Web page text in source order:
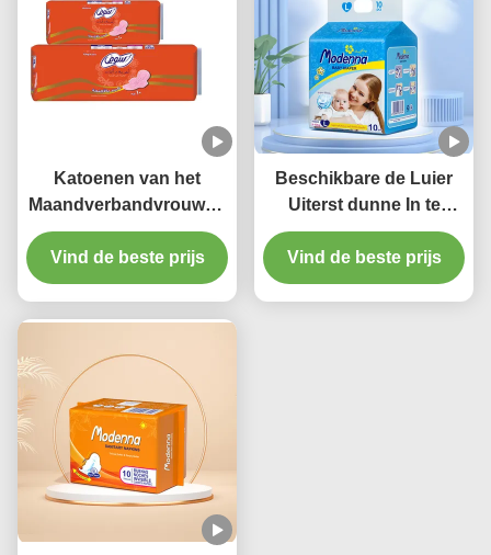
Katoenen van het
Maandverbandvrouwen
van het nachtgebruik
Beschikbare In te
ademen Menstruele
Vind de beste prijs
Beschikbare de Luier
Uiterst dunne In te
ademen Katoenen van
de Babybroek
Luierbroek
Vind de beste prijs